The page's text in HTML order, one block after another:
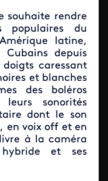
souhaite rendre
populaires du
latine,
Cubains depuis
caressant
et blanches
des boléros
sonorités
dont le son
en voix off et en
à la caméra
et ses